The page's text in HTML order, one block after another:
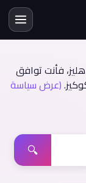
فأنت توافق
(عرض سياسة
🔍